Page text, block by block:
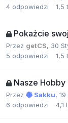
4 odpowiedzi 1,5
Pokażcie
Przez getCS, 30
5 odpowiedzi 1,5
Nasze Hobby
Przez Sakku,
6 odpowiedzi 4,1